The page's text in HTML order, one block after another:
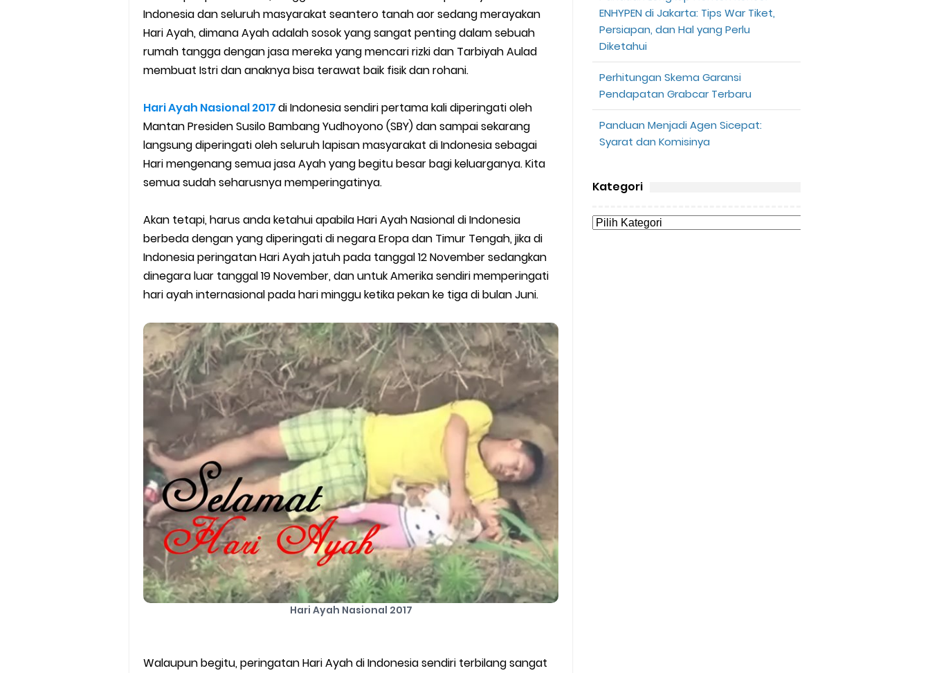
7 Cara Mudah Top Up Grab untuk Driver
5 Versi Map Paling Gacor Untuk Ojek Online
Penyebab dan Cara Memulihkan Akun Gojek Dibekukan
Cara Menghitung Penghasilan Grab Sesuai dengan Orderan
Cara Menggunakan Paket Telkomsel Mitra Gojek
5 Cara Top Up InDriver dengan Mudah
5 Biaya Potongan Shopee Food yang Perlu Kamu Ketahui
10 Cara Jitu Autobid Untuk Lala Motor dan Mobil 2023
Batas Saldo Untuk Akun Gopay Biasa dan Upgrade
Enroute Drop: Arti dan Penjelasan Resi Gosend
Cara Transfer Gopay ke Shopeepay Tanpa Potongan
Cara Ping Server Shopee Food 2022
Cara Menghubungi CS Lalamove dan Jam Operasionalnya
Cara Mengatasi Aplikasi Gojek Mengalami Gangguan
DNS Server Gojek Driver Terbaru 2026: Panduan Lengkap DNS Server Gojek Terbaru dan IP Server GoPartner Gojek
Internet of Things (IoT): Pengertian, Cara Kerja, Manfaat, Contoh Penerapan, hingga Masa Depannya
Indonesia dan seluruh masyarakat seantero tanah aor sedang merayakan
Hari Ayah, dimana Ayah adalah sosok yang sangat penting dalam sebuah
rumah tangga dengan jasa mereka yang mencari rizki dan Tarbiyah Aulad
membuat Istri dan anaknya bisa terawat baik fisik dan rohani.
Hari Ayah Nasional 2017di Indonesia sendiri pertama kali diperingati oleh
Mantan Presiden Susilo Bambang Yudhoyono (SBY) dan sampai sekarang
langsung diperingati oleh seluruh lapisan masyarakat di Indonesia sebagai
Hari mengenang semua jasa Ayah yang begitu besar bagi keluarganya. Kita
semua sudah seharusnya memperingatinya.
Akan tetapi, harus anda ketahui apabila Hari Ayah Nasional di Indonesia
berbeda dengan yang diperingati di negara Eropa dan Timur Tengah, jika di
Indonesia peringatan Hari Ayah jatuh pada tanggal 12 November sedangkan
dinegara luar tanggal 19 November, dan untuk Amerika sendiri memperingati
hari ayah internasional pada hari minggu ketika pekan ke tiga di bulan Juni.
Hari Ayah Nasional 2017
Walaupun begitu, peringatan Hari Ayah di Indonesia sendiri terbilang sangat
ENHYPEN di Jakarta: Tips War Tiket,
Persiapan, dan Hal yang Perlu
Diketahui
Perhitungan Skema Garansi
Pendapatan Grabcar Terbaru
Panduan Menjadi Agen Sicepat:
Syarat dan Komisinya
Kategori